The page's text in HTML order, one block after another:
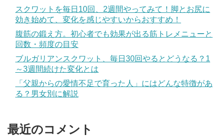
スクワットを毎日10回、2週間やってみて！脚とお尻に
効き始めて、変化を感じやすいからおすすめ！
腹筋の鍛え方。初心者でも効果が出る筋トレメニューと
回数・頻度の目安
ブルガリアンスクワット、毎日30回やるとどうなる？1
～3週間続けた変化とは
「父親からの愛情不足で育った人」にはどんな特徴があ
る？男女別に解説
最近のコメント